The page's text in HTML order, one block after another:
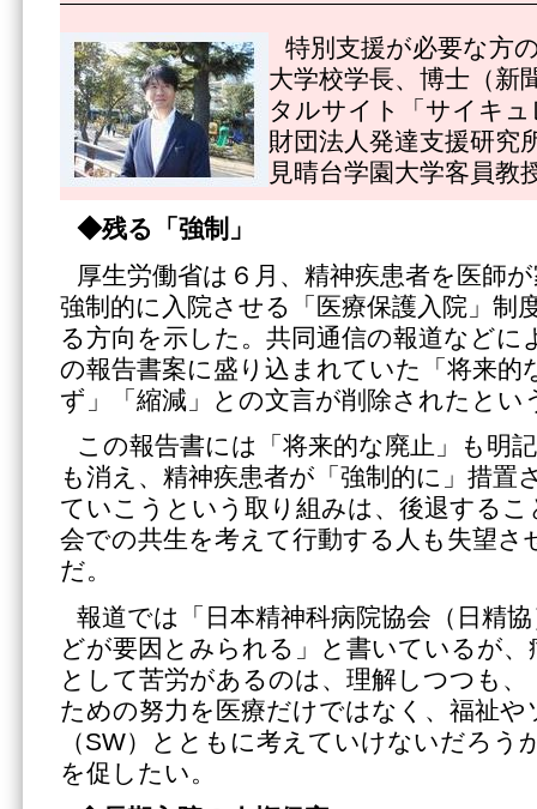
特別支援が必要な方
大学校学長、博士（新
タルサイト「サイキ
財団法人発達支援研究
見晴台学園大学客員教
◆残る「強制」
厚生労働省は６月、精神疾患者を医師
強制的に入院させる「医療保護入院」制
る方向を示した。共同通信の報道などに
の報告書案に盛り込まれていた「将来的
ず」「縮減」との文言が削除されたとい
この報告書には「将来的な廃止」も明
も消え、精神疾患者が「強制的に」措置
ていこうという取り組みは、後退する
会での共生を考えて行動する人も失望
だ。
報道では「日本精神科病院協会（日精
どが要因とみられる」と書いているが、
として苦労があるのは、理解しつつも、
ための努力を医療だけではなく、福祉
（SW）とともに考えていけないだろう
を促したい。